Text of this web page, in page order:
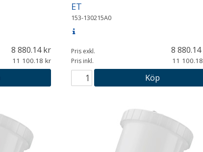
8 880.14
11 100.18
ET
153-130215A0
Pris exkl. 8 880.14
Pris inkl. 11 100.18
Köp